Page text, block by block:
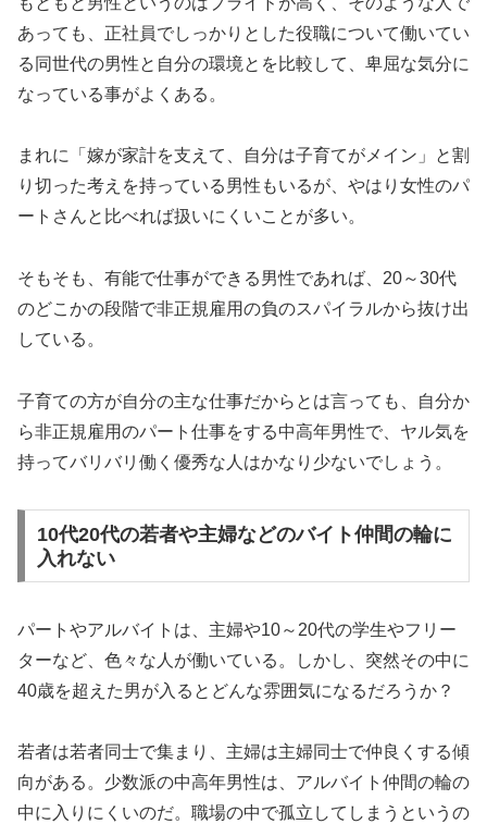
あっても、正社員でしっかりとした役職について働いてい
る同世代の男性と自分の環境とを比較して、卑屈な気分に
なっている事がよくある。
まれに「嫁が家計を支えて、自分は子育てがメイン」と割
り切った考えを持っている男性もいるが、やはり女性のパ
ートさんと比べれば扱いにくいことが多い。
そもそも、有能で仕事ができる男性であれば、20～30代
のどこかの段階で非正規雇用の負のスパイラルから抜け出
している。
子育ての方が自分の主な仕事だからとは言っても、自分か
ら非正規雇用のパート仕事をする中高年男性で、ヤル気を
持ってバリバリ働く優秀な人はかなり少ないでしょう。
10代20代の若者や主婦などのバイト仲間の輪に
入れない
パートやアルバイトは、主婦や10～20代の学生やフリー
ターなど、色々な人が働いている。しかし、突然その中に
40歳を超えた男が入るとどんな雰囲気になるだろうか？
若者は若者同士で集まり、主婦は主婦同士で仲良くする傾
向がある。少数派の中高年男性は、アルバイト仲間の輪の
中に入りにくいのだ。職場の中で孤立してしまうというの